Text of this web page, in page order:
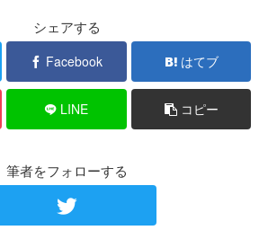
シェアする
Facebook はてブ
LINE コピー
筆者をフォローする